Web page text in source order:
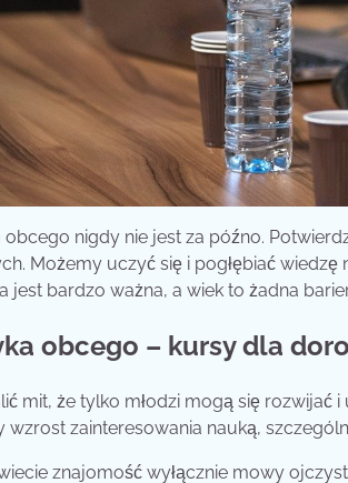
obcego nigdy nie jest za późno.
Możemy uczyć się i pogłębiać
jest bardzo ważna, a wiek to żadna
obcego – kursy dla
mit, że tylko młodzi mogą się
wzrost zainteresowania nauką,
znajomość wyłącznie mowy